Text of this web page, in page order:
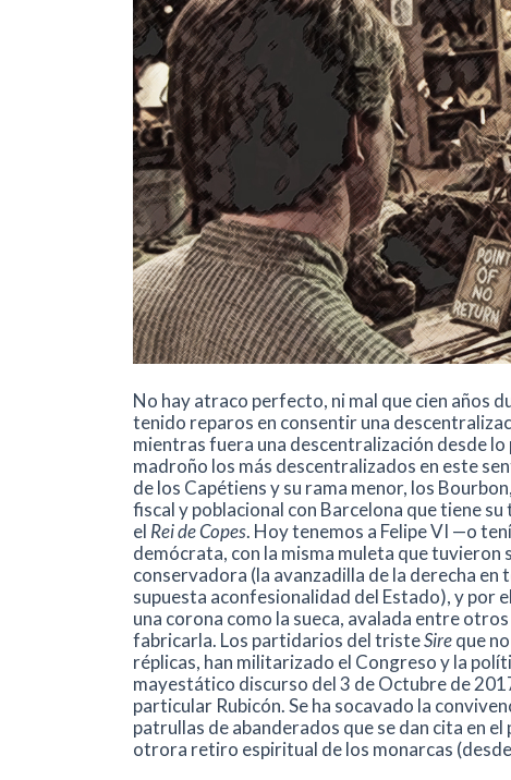
No hay atraco perfecto, ni mal que cien años
tenido reparos en consentir una
mientras fuera una descentralización desde
madroño los más descentralizados en este
de los Capétiens y su rama menor, los
fiscal y poblacional con Barcelona que tiene
el Rei de Copes. Hoy tenemos a Felipe VI —o
demócrata, con la misma muleta que tuvieron
conservadora (la avanzadilla de la derecha
supuesta aconfesionalidad del Estado), y por
una corona como la sueca, avalada entre
fabricarla. Los partidarios del tristeSireque
réplicas, han militarizado el Congreso y la
mayestático discurso del 3 de Octubre de
particular Rubicón. Se ha socavado la
patrullas de abanderados que se dan cita en
otrora retiro espiritual de los monarcas